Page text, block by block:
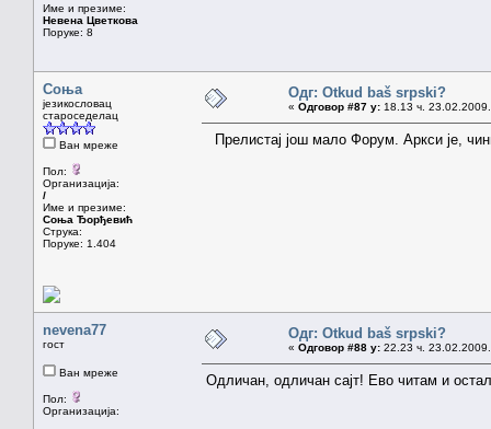
Име и презиме:
Невена Цветкова
Поруке: 8
Соња
језикословац
староседелац
Ван мреже
Пол:
Организација:
/
Име и презиме:
Соња Ђорђевић
Струка:
Поруке: 1.404
Одг: Otkud baš srpski?
« Одговор #87 у: 18.13 ч.
Прелистај још мало Форум. Аркси је,
nevena77
гост
Ван мреже
Пол:
Организација:
Одг: Otkud baš srpski?
« Одговор #88 у: 22.23 ч.
Oдличан, одличан сајт! Ево читам и